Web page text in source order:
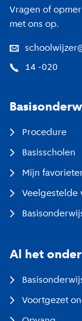
Vragen of
met ons op.
14 -020
Procedure
Basisscholen
Mijn
Veelgestelde
Al het
Voortgezet